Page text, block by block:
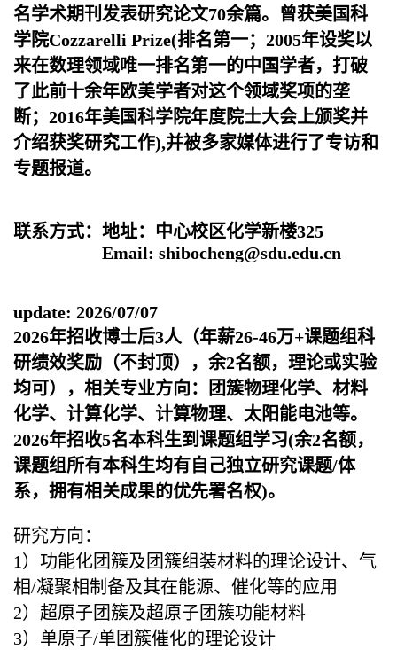
名学术期刊发表研究论文70余篇。曾获美国科
学院Cozzarelli Prize(排名第一；2005年设奖以
来在数理领域唯一排名第一的中国学者，打破
了此前十余年欧美学者对这个领域奖项的垄
断；2016年美国科学院年度院士大会上颁奖并
介绍获奖研究工作),并被多家媒体进行了专访和
专题报道。
联系方式：地址：中心校区化学新楼325
Email: shibocheng@sdu.edu.cn
update: 2026/07/07
2026年招收博士后3人（年薪26-46万+课题组科
研绩效奖励（不封顶），余2名额，理论或实验
均可），相关专业方向：团簇物理化学、材料
化学、计算化学、计算物理、太阳能电池等。
2026年招收5名本科生到课题组学习(余2名额，
课题组所有本科生均有自己独立研究课题/体
系，拥有相关成果的优先署名权)。
研究方向：
1）功能化团簇及团簇组装材料的理论设计、气
相/凝聚相制备及其在能源、催化等的应用
2）超原子团簇及超原子团簇功能材料
3）单原子/单团簇催化的理论设计